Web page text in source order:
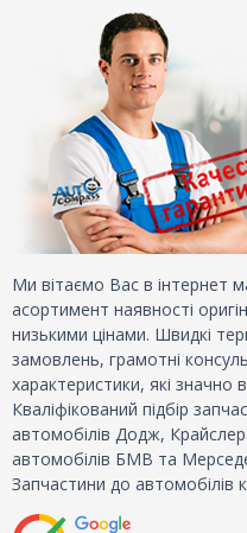
Ми вітаємо Вас в інтернет
асортимент наявності
низькими цінами. Швидкі
замовлень, грамотні
характеристики, які значно
Кваліфікований підбір
автомобілів Додж,
автомобілів БМВ та
Запчастини до автомобілів